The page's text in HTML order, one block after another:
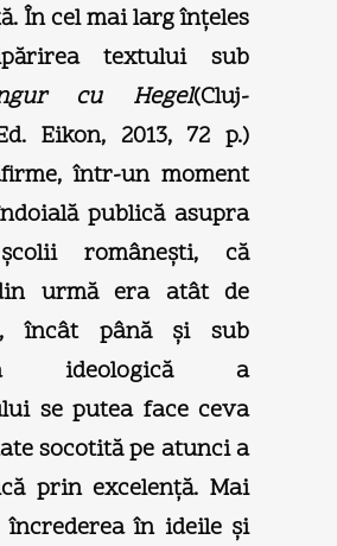
În cel mai larg înţeles
textului sub
cu Hegel(Cluj-
Eikon, 2013, 72 p.)
într-un moment
publică asupra
româneşti, că
urmă era atât de
încât până şi sub
ideologică a
se putea face ceva
socotită pe atunci a
prin excelenţă. Mai
încrederea în ideile şi